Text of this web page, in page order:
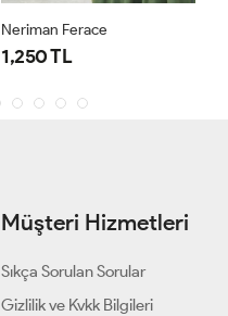
Neriman Ferace
1,250 TL
Müşteri Hizmetleri
Sıkça Sorulan Sorular
Gizlilik ve Kvkk Bilgileri